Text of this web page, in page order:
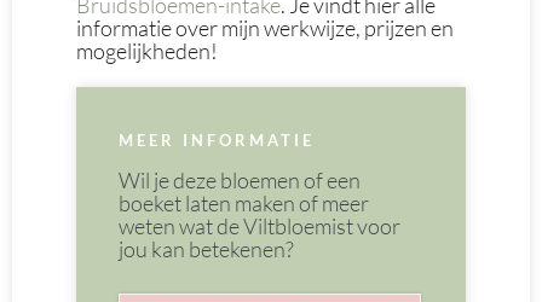
informatie over mijn werkwijze, prijzen en
mogelijkheden!
MEER INFORMATIE
Wil je deze bloemen of een
boeket laten maken of meer
weten wat de Viltbloemist voor
jou kan betekenen?